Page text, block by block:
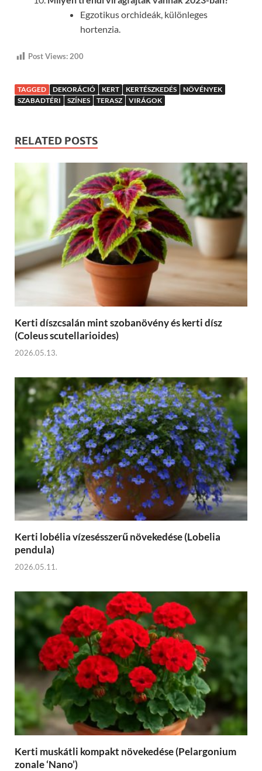
Egzotikus orchideák, különleges
hortenzia.
Post Views:200
TAGGED DEKORÁCIÓ KERT KERTÉSZKEDÉS
NÖVÉNYEK
SZABADTÉRI
SZÍNES TERASZ VIRÁGOK
RELATED POSTS
Kerti díszcsalán mint szobanövény és kerti dísz
(Coleus scutellarioides)
2026.05.13.
Kerti lobélia vízesésszerű növekedése (Lobelia
pendula)
2026.05.11.
Kerti muskátli kompakt növekedése (Pelargonium
zonale ‘Nano’)